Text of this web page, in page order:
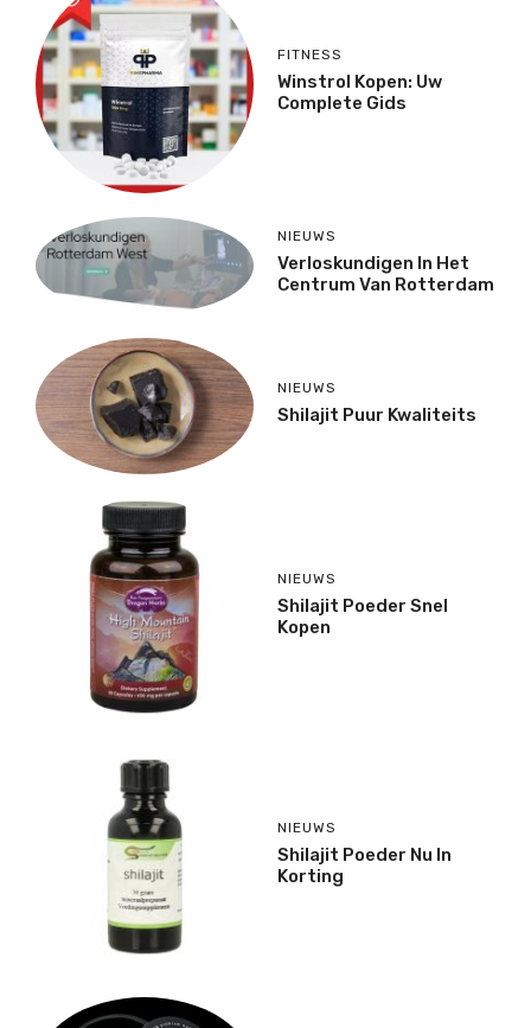
FITNESS
Winstrol Kopen: Uw
Complete Gids
NIEUWS
Verloskundigen In Het
Centrum Van Rotterdam
NIEUWS
Shilajit Puur Kwaliteits
NIEUWS
Shilajit Poeder Snel
Kopen
NIEUWS
Shilajit Poeder Nu In
Korting